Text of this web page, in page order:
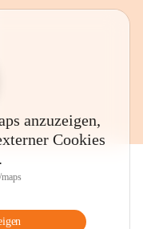
anzuzeigen,
Cookies